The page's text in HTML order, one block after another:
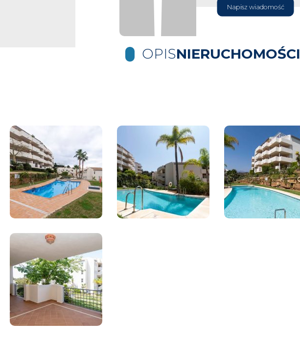
Napisz wiadomość
OPISNIERUCHOMOŚCI